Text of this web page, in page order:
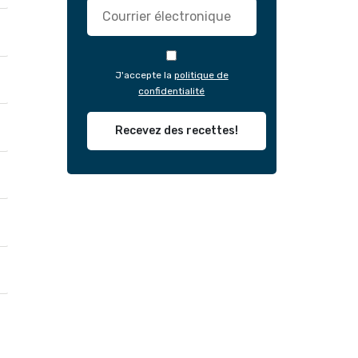
J'accepte la politique de
confidentialité
Recevez des recettes!